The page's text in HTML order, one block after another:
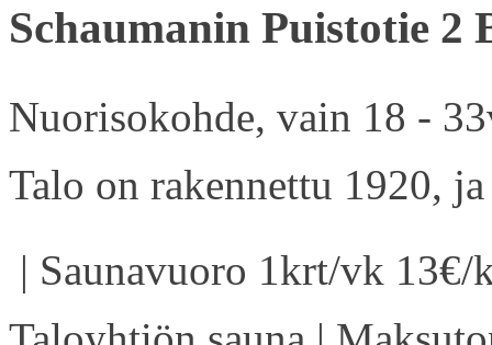
Schaumanin Puistotie 2
Nuorisokohde, vain 18 -
Talo on rakennettu 1920,
| Saunavuoro 1krt/vk